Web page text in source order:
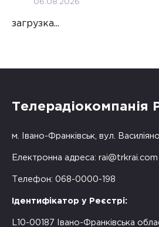
06.08.2026
загрузка...
Телерадіокомпанія
м. Івано-Франківськ, вул.
Електронна адреса: rai@trkrai.com
Телефон: 068-0000-198
Ідентифікатор у Реєстрі:
L10-00187 Івано-Франківська